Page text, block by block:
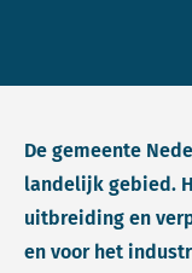
De gemeente
landelijk gebied.
uitbreiding en
en voor het